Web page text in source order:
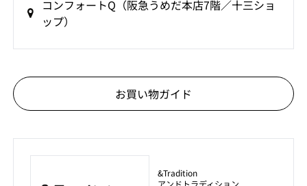
コンフォートQ（阪急うめだ本店7階／十三ショ
ップ）
お買い物ガイド
&Tradition
アンドトラディション